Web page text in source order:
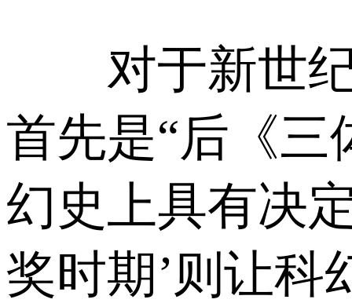
对于新世纪
首先是“后《
幻史上具有决
奖时期’则让科